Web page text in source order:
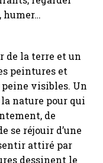
humer…
de la terre et un
peintures et
peine visibles. Un
nature pour qui
de
se réjouir d’une
attiré par
dessinent le